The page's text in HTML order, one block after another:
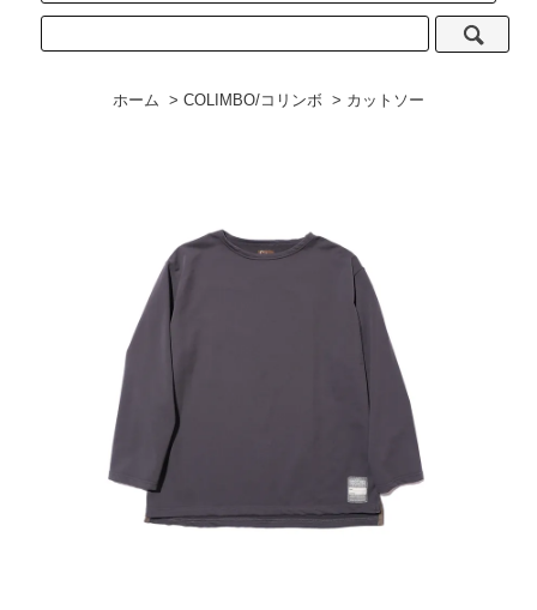
ホーム > COLIMBO/コリンボ > カットソー